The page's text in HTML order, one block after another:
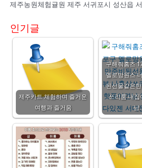
제주농원체험귤원 제주 서귀포시 성산읍
인기글
제주카트 체험하며 즐거운
여행과 즐거움
구해줘홈즈
멜로망원스
된선물같은
쓰리룸 내집
남